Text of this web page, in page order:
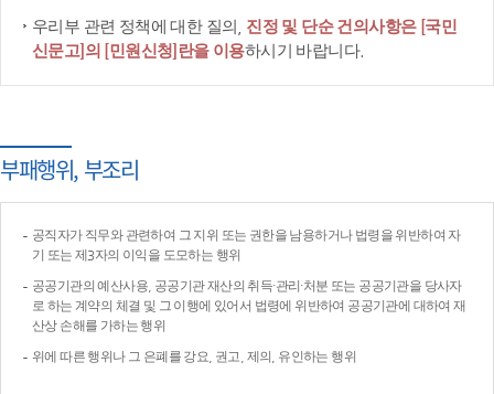
우리부 관련 정책에 대한 질의, 진정 및 단순 건의사항은 [국민
신문고]의 [민원신청]란을 이용하시기 바랍니다.
부패행위, 부조리
공직자가 직무와 관련하여 그 지위 또는 권한을 남용하거나 법령을 위반하여 자
기 또는 제3자의 이익을 도모하는 행위
공공기관의 예산사용, 공공기관 재산의 취득·관리·처분 또는 공공기관을 당사자
로 하는 계약의 체결 및 그 이행에 있어서 법령에 위반하여 공공기관에 대하여 재
산상 손해를 가하는 행위
위에 따른 행위나 그 은폐를 강요, 권고, 제의, 유인하는 행위